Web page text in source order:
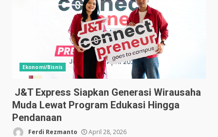
Ekonomi/Bisnis
J&T Express Siapkan Generasi Wirausaha
Muda Lewat Program Edukasi Hingga
Pendanaan
Ferdi Rezmanto April 28, 2026